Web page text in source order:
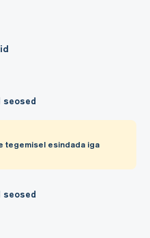
seosed
tegemisel esindada iga
seosed